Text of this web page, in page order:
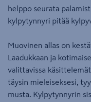
helppo seurata
kylpytynnyri pitää
Muovinen allas on
Laadukkaan ja
valittavissa
täysin mieleiseksesi,
musta. Kylpytynnyrin